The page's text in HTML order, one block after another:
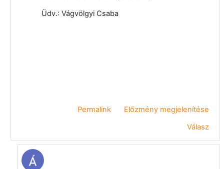
Üdv.: Vágvölgyi Csaba
Permalink
Előzmény megjelenítése
Válasz